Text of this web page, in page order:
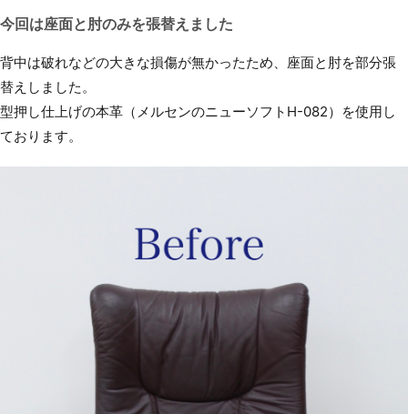
今回は座面と肘のみを張替えました
背中は破れなどの大きな損傷が無かったため、座面と肘を部分張
替えしました。
型押し仕上げの本革（メルセンのニューソフトH-082）を使用し
ております。